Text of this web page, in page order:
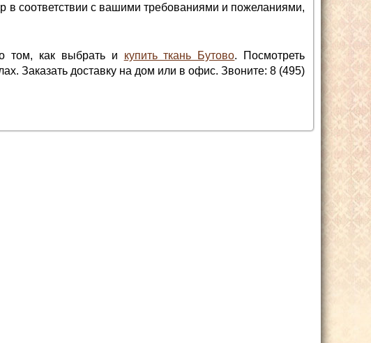
в соответствии с вашими требованиями и пожеланиями,
том, как выбрать и купить ткань Бутово. Посмотреть
Заказать доставку на дом или в офис. Звоните: 8 (495)